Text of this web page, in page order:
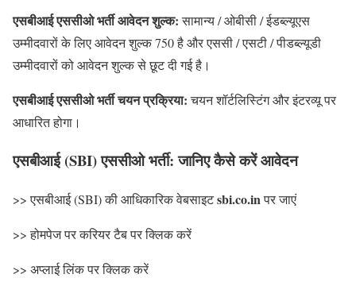
एसबीआई एससीओ भर्ती आवेदन शुल्क:सामान्य / ओबीसी / ईडब्ल्यूएस
उम्मीदवारों के लिए आवेदन शुल्क 750 है और एससी / एसटी / पीडब्ल्यूडी
उम्मीदवारों को आवेदन शुल्क से छूट दी गई है।
एसबीआई एससीओ भर्ती चयन प्रक्रिया:चयन शॉर्टलिस्टिंग और इंटरव्यू पर
आधारित होगा।
एसबीआई (SBI) एससीओ भर्ती: जानिए कैसे करें आवेदन
>> एसबीआई (SBI) की आधिकारिक वेबसाइटsbi.co.inपर जाएं
>> होमपेज पर करियर टैब पर क्लिक करें
>> अप्लाई लिंक पर क्लिक करें